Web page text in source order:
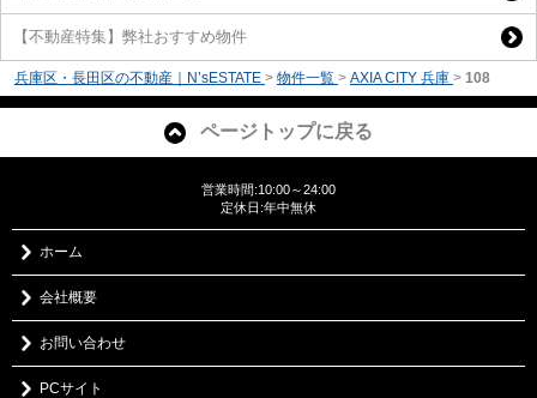
【不動産特集】弊社おすすめ物件
兵庫区・長田区の不動産｜N’sESTATE > 物件一覧 > AXIA CITY 兵庫 > 108
ページトップに戻る
営業時間:10:00～24:00
定休日:年中無休
ホーム
会社概要
お問い合わせ
PCサイト